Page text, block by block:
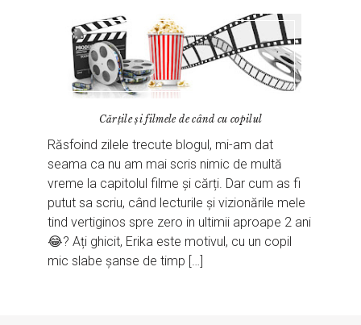
Cărțile și filmele de când cu copilul
Răsfoind zilele trecute blogul, mi-am dat
seama ca nu am mai scris nimic de multă
vreme la capitolul filme și cărți. Dar cum as fi
putut sa scriu, când lecturile și vizionările mele
tind vertiginos spre zero in ultimii aproape 2 ani
😂? Ați ghicit, Erika este motivul, cu un copil
mic slabe șanse de timp […]